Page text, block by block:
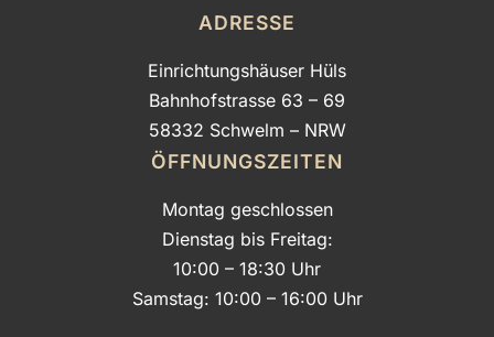
ADRESSE
Einrichtungshäuser Hüls
Bahnhofstrasse 63 – 69
58332 Schwelm – NRW
ÖFFNUNGSZEITEN
Montag geschlossen
Dienstag bis Freitag:
10:00 – 18:30 Uhr
Samstag: 10:00 – 16:00 Uhr